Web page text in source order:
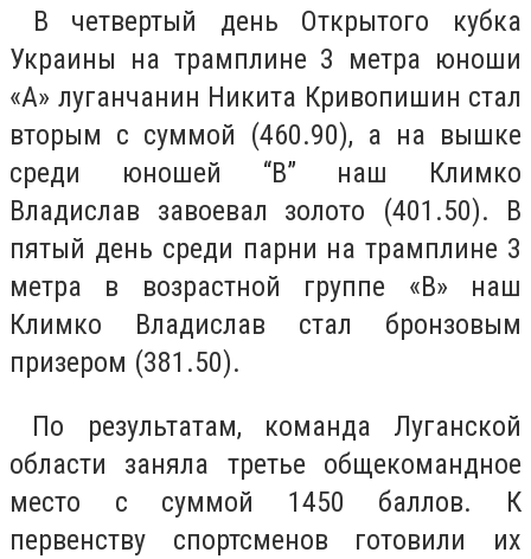
В четвертый день Открытого кубка
Украины на трамплине 3 метра юноши
«А» луганчанин Никита Кривопишин стал
вторым с суммой (460.90), а на вышке
среди юношей “В” наш Климко
Владислав завоевал золото (401.50). В
пятый день среди парни на трамплине 3
метра в возрастной группе «В» наш
Климко Владислав стал бронзовым
призером (381.50).
По результатам, команда Луганской
области заняла третье общекомандное
место с суммой 1450 баллов. К
первенству спортсменов готовили их